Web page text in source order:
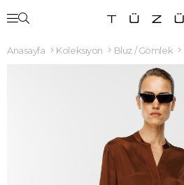
Anasayfa Koleksiyon Bluz / Gömlek